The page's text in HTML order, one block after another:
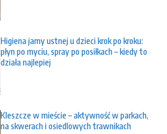
Higiena jamy ustnej u dzieci krok po kroku:
płyn po myciu, spray po posiłkach – kiedy to
działa najlepiej
Kleszcze w mieście – aktywność w parkach,
na skwerach i osiedlowych trawnikach